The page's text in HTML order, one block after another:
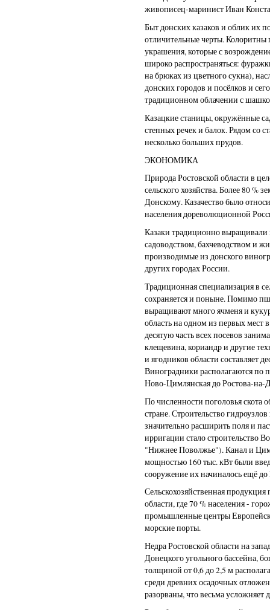
живописец-маринист Иван
Быт донских казаков и облик их
отличительные черты.
украшения, которые с
широко распространяться:
на брюках из цветного сукна),
донских городов и посёлков и
традиционном облачении с
Казацкие станицы, окружённые
степных речек и балок. Рядом со
несколько больших прудов.
ЭКОНОМИКА
Природа Ростовской области в
сельского хозяйства. Более 80 %
Донскому. Казачество было
населения дореволюционной
Казаки традиционно
садоводством, бахчеводством и
производимые из донского
других городах России.
Традиционная специализация в
сохраняется и поныне. Помимо
выращивают много ячменя и
область на одном из первых
десятую часть всех посевов
клещевина, кориандр и другие
и ягодников области составляет
Виноградники располагаются по
Ново-Цимлянская до Ростова-на-
По численности поголовья скота
стране. Строительство
значительно расширить поля и
ирригации стало строительство
"Нижнее Поволжье"). Канал и
мощностью 160 тыс. кВт были
сооружение их начиналось ещё
Сельскохозяйственная продукция
области, где 70 % населения -
промышленные центры
морские порты.
Недра Ростовской области на
Донецкого угольного бассейна,
толщиной от 0,6 до 2,5 м
среди древних осадочных
разорваны, что весьма усложняет